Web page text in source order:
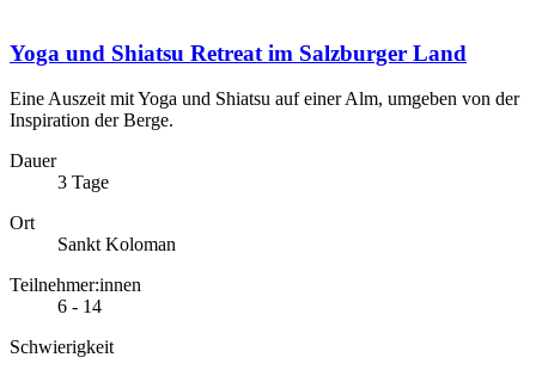
Yoga und Shiatsu Retreat im Salzburger Land
Eine Auszeit mit Yoga und Shiatsu auf einer Alm, umgeben von der
Inspiration der Berge.
Dauer
3 Tage
Ort
Sankt Koloman
Teilnehmer:innen
6 - 14
Schwierigkeit